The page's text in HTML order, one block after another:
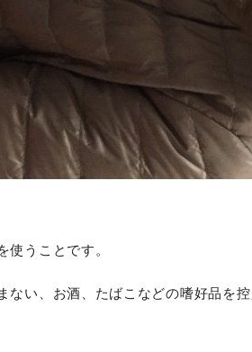
うことです。
い、お酒、たばこなどの嗜好品を